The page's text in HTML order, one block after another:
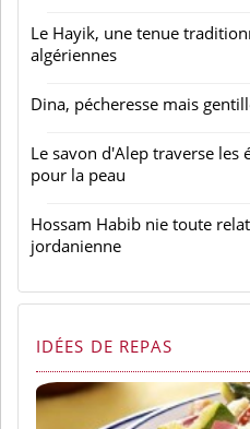
Le Hayik, une tenue
algériennes
Dina, pécheresse mais
Le savon d'Alep traverse les
pour la peau
Hossam Habib nie toute
jordanienne
IDÉES DE REPAS